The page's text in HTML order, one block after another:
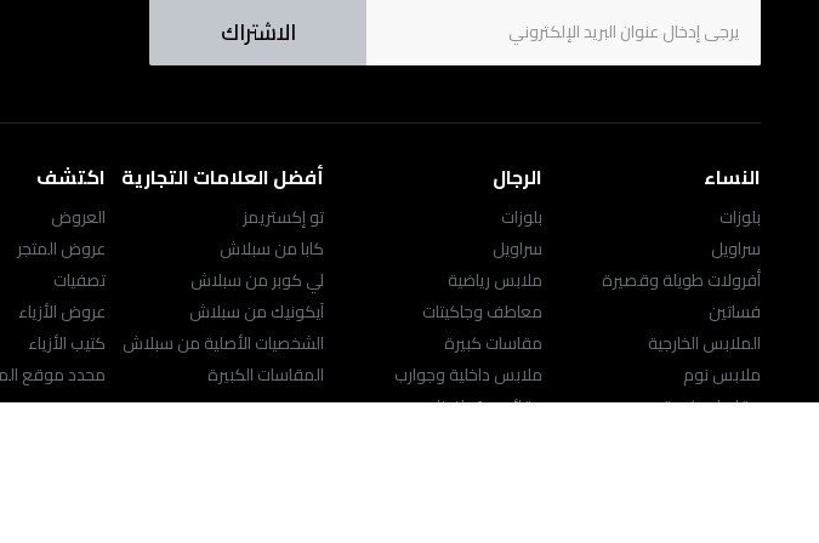
الاشتراك
النساء
بلوزات
سراويل
أفرولات طويلة وقصيرة
فساتين
الملابس الخارجية
ملابس نوم
مقاسات كبيرة
الرجال
بلوزات
سراويل
ملابس رياضية
معاطف وجاكيتات
مقاسات كبيرة
ملابس داخلية وجوارب
حقائب ومَحافِظ
أفضل العلامات التجارية
تو إكستريمز
كابا من سبلاش
لي كوبر من سبلاش
آيكونيك من سبلاش
الشخصيات الأصلية من سبلاش
المقاسات الكبيرة
اكتشف
العروض
عروض المتجر
تصفيات
عروض الأزياء
كتيب الأزياء
محدد موقع